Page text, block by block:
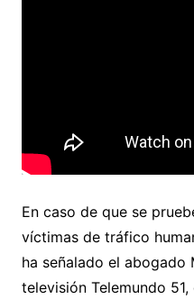
En caso de que se
víctimas de tráfico
ha señalado el abogado
televisión Telemundo